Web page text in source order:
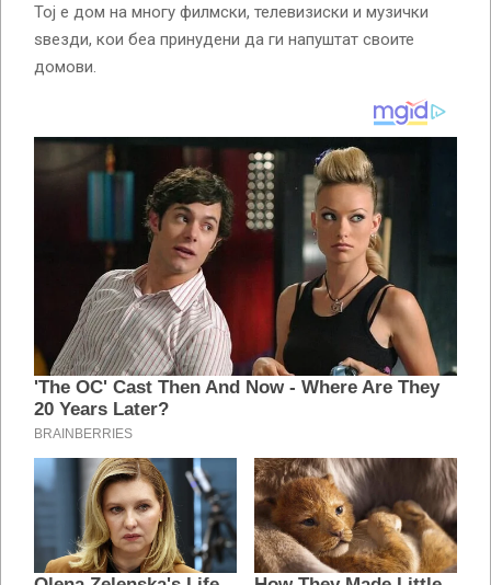
Тој е дом на многу филмски, телевизиски и музички
ѕвезди, кои беа принудени да ги напуштат своите
домови.